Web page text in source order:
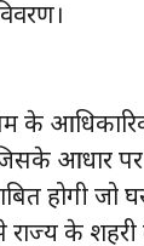
के
आधार पर
होगी जो
के